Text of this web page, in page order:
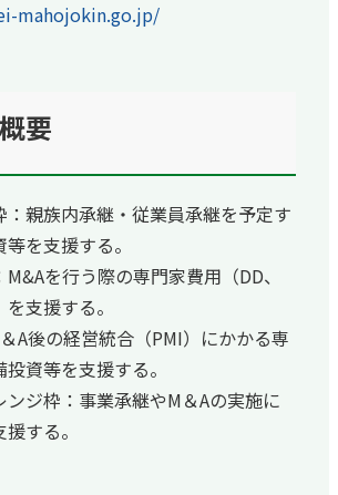
mahojokin.go.jp/
要
：親族内承継・従業員承継を予定す
を支援する。
を行う際の専門家費用（DD、
支援する。
A後の経営統合（PMI）にかかる専
資等を支援する。
ジ枠：事業承継やM＆Aの実施に
する。